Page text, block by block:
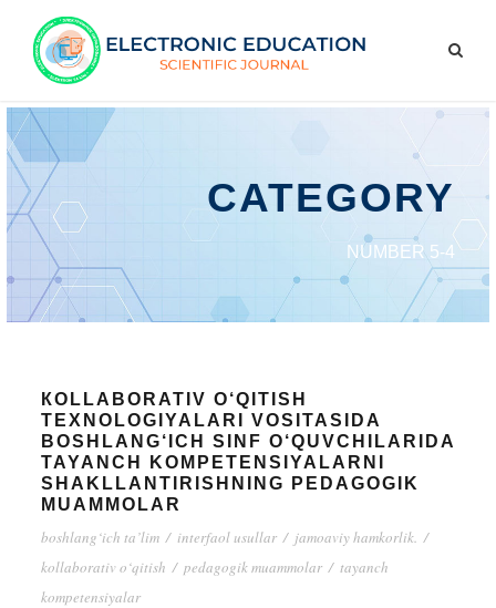
CATEGORY
NUMBER 5-4
КОLLАBORATIV O‘QITISH
TEXNOLOGIYALARI VOSITASIDA
BOSHLANG‘ICH SINF O‘QUVCHILARIDA
TAYANCH KOMPETENSIYALARNI
SHАKLLАNTIRISHNING PEDAGOGIK
MUAMMOLAR
boshlang‘ich ta’lim / interfaol usullar / jamoaviy hamkorlik. /
kollaborativ o‘qitish / pedagogik muammolar / tayanch
kompetensiyalar